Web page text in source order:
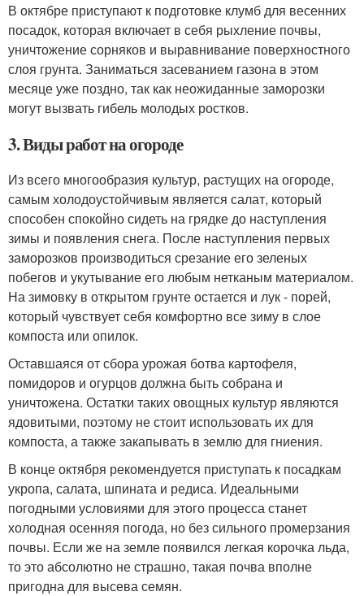
В октябре приступают к подготовке клумб для весенних
посадок, которая включает в себя рыхление почвы,
уничтожение сорняков и выравнивание поверхностного
слоя грунта. Заниматься засеванием газона в этом
месяце уже поздно, так как неожиданные заморозки
могут вызвать гибель молодых ростков.
3. Виды работ на огороде
Из всего многообразия культур, растущих на огороде,
самым холодоустойчивым является салат, который
способен спокойно сидеть на грядке до наступления
зимы и появления снега. После наступления первых
заморозков производиться срезание его зеленых
побегов и укутывание его любым нетканым материалом.
На зимовку в открытом грунте остается и лук - порей,
который чувствует себя комфортно все зиму в слое
компоста или опилок.
Оставшаяся от сбора урожая ботва картофеля,
помидоров и огурцов должна быть собрана и
уничтожена. Остатки таких овощных культур являются
ядовитыми, поэтому не стоит использовать их для
компоста, а также закапывать в землю для гниения.
В конце октября рекомендуется приступать к посадкам
укропа, салата, шпината и редиса. Идеальными
погодными условиями для этого процесса станет
холодная осенняя погода, но без сильного промерзания
почвы. Если же на земле появился легкая корочка льда,
то это абсолютно не страшно, такая почва вполне
пригодна для высева семян.